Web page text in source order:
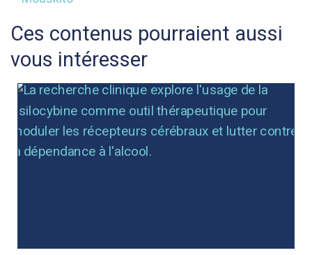
Ces contenus pourraient aussi
vous intéresser